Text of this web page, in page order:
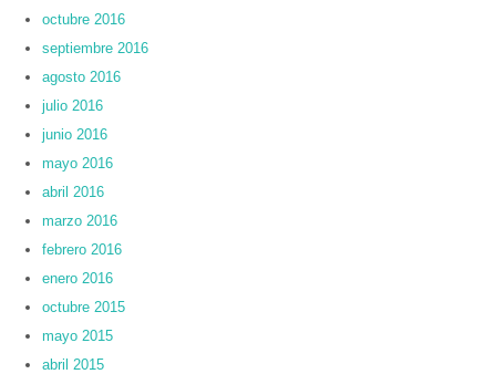
octubre 2016
septiembre 2016
agosto 2016
julio 2016
junio 2016
mayo 2016
abril 2016
marzo 2016
febrero 2016
enero 2016
octubre 2015
mayo 2015
abril 2015